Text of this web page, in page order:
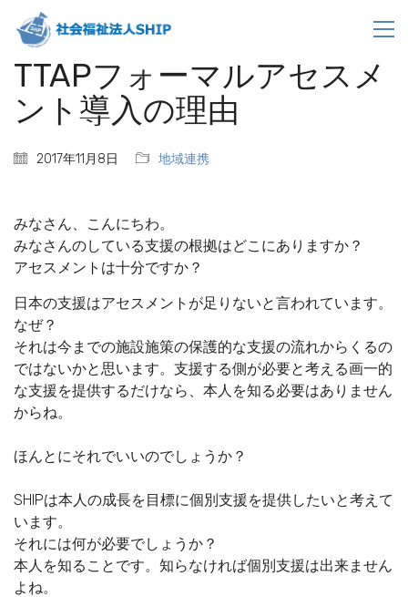
TTAPフォーマルアセスメ
ント導入の理由
2017年11月8日 地域連携
みなさん、こんにちわ。
みなさんのしている支援の根拠はどこにありますか？
アセスメントは十分ですか？
日本の支援はアセスメントが足りないと言われています。
なぜ？
それは今までの施設施策の保護的な支援の流れからくるの
ではないかと思います。支援する側が必要と考える画一的
な支援を提供するだけなら、本人を知る必要はありません
からね。
ほんとにそれでいいのでしょうか？
SHIPは本人の成長を目標に個別支援を提供したいと考えて
います。
それには何が必要でしょうか？
本人を知ることです。知らなければ個別支援は出来ません
よね。